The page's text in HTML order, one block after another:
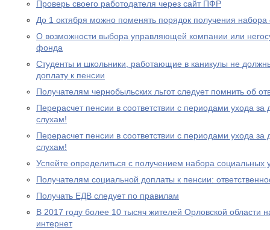
Проверь своего работодателя через сайт ПФР
До 1 октября можно поменять порядок получения набора
О возможности выбора управляющей компании или
фонда
Студенты и школьники, работающие в каникулы не
доплату к пенсии
Получателям чернобыльских льгот следует помнить об
Перерасчет пенсии в соответствии с периодами ухода за
слухам!
Перерасчет пенсии в соответствии с периодами ухода за
слухам!
Успейте определиться с получением набора социальных
Получателям социальной доплаты к пенсии:
Получать ЕДВ следует по правилам
В 2017 году более 10 тысяч жителей Орловской области
интернет